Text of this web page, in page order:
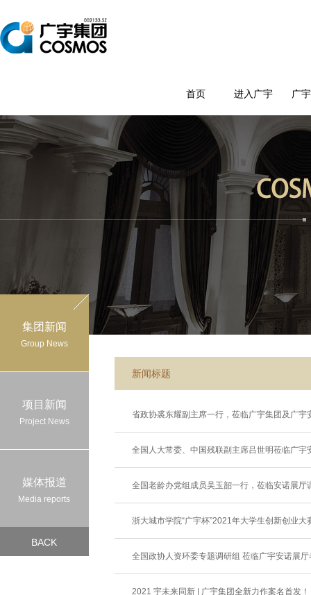
首页 进入广宇 广
关于我们
发展历程
集团荣誉
集团新闻
项目新闻
热销楼盘
待售楼盘
投资
集团新闻
Group News
项目新闻
Project News
媒体报道
Media reports
BACK
新闻标题
省政协裘东耀副主席一行，莅临广宇集团及广宇
全国人大常委、中国残联副主席吕世明莅临广宇
全国老龄办党组成员吴玉韶一行，莅临安诺展厅
浙大城市学院“广宇杯”2021年大学生创新创业大
全国政协人资环委专题调研组 莅临广宇安诺展厅
2021 宇未来同新 | 广宇集团全新力作案名首发！